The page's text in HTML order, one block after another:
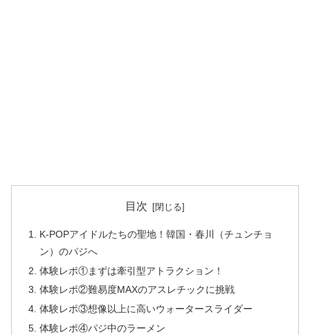
目次
K-POPアイドルたちの聖地！韓国・春川（チュンチョ
ン）のパジへ
体験レポ①まずは牽引型アトラクション！
体験レポ②難易度MAXのアスレチックに挑戦
体験レポ③想像以上に高いウォータースライダー
体験レポ④パジ中のラーメン